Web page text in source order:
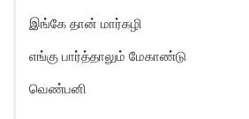
இங்கே தான் மார்கழி
எங்கு பார்த்தாலும் மேகாண்டு
வெண்பனி